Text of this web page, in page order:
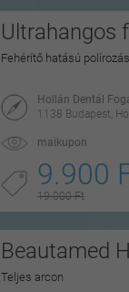
Ultrahangos
Fehérítő hatású
Hollán Dentál
1138 Budapest,
maikupon
9.900
19.000 Ft
Beautamed
Teljes arcon